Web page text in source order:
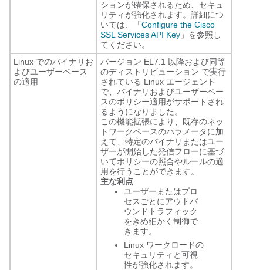
ションが確保されるため、セキュ
リティが強化されます。詳細につ
いては、「 Configure the Cisco
SSL Services API Key 」を参照し
てください。
Linux でのバイナリお
よびユーザーベース
の適用
バージョン EL7.1 以降および同等
のディストリビューション で実行
されている Linux エージェント
で、バイナリおよびユーザーベー
スのポリシー適用がサポートされ
るようになりました。
この機能拡張により、既存のネッ
トワークベースのパラメータに加
えて、特定のバイナリまたはユー
ザーが開始した発信フローに基づ
いてポリシーの照合やルールの適
用を行うことができます。
主な利点
ユーザーまたはプロ
セスごとにアウトバ
ウンドトラフィック
をきめ細かく制御で
きます。
Linux ワークロードの
セキュリティと可視
性が強化されます。